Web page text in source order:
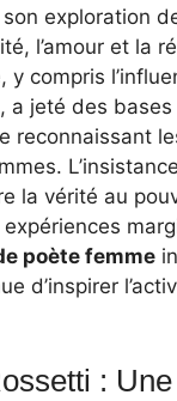
exploration
l’amour et la
compris
a jeté des bases
reconnaissant
la vérité au
poète femme
d’inspirer
: